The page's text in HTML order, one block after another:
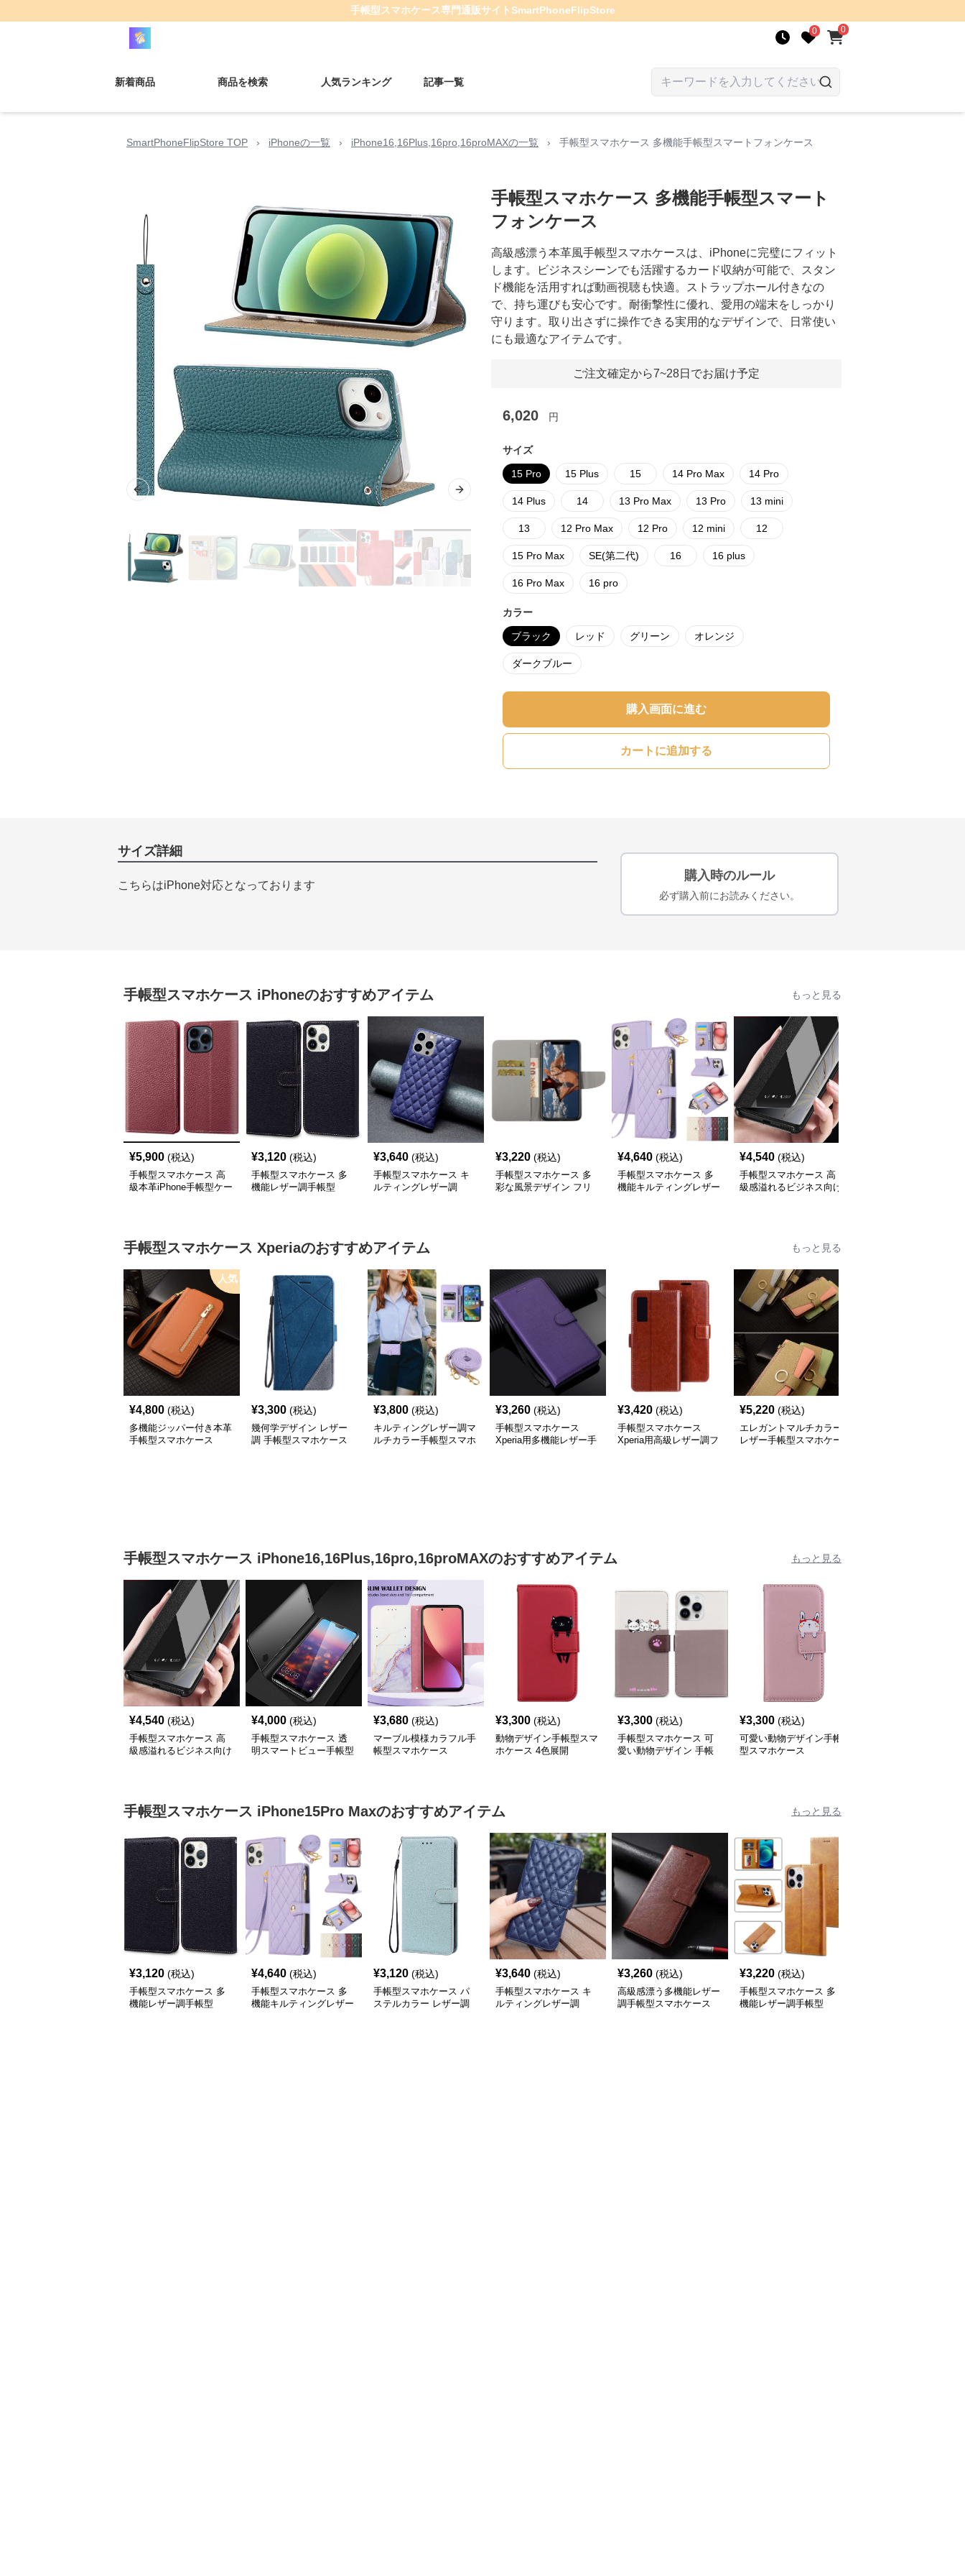
手帳型スマホケース専門通販サイトSmartPhoneFlipStore
0 0
新着商品 商品を検索 人気ランキング 記事一覧
SmartPhoneFlipStore TOP › iPhoneの一覧 › iPhone16,16Plus,16pro,16proMAXの一覧 › 手帳型スマホケース 多機能手帳型スマートフォンケース
Previous slide Next slide
手帳型スマホケース 多機能手帳型スマート
フォンケース
高級感漂う本革風手帳型スマホケースは、iPhoneに完璧にフィット
します。ビジネスシーンでも活躍するカード収納が可能で、スタン
ド機能を活用すれば動画視聴も快適。ストラップホール付きなの
で、持ち運びも安心です。耐衝撃性に優れ、愛用の端末をしっかり
守ります。取り出さずに操作できる実用的なデザインで、日常使い
にも最適なアイテムです。
ご注文確定から7~28日でお届け予定
6,020 円
サイズ
15 Pro 15 Plus 15 14 Pro Max 14 Pro
14 Plus 14 13 Pro Max 13 Pro 13 mini
13 12 Pro Max 12 Pro 12 mini 12
15 Pro Max SE(第二代) 16 16 plus
16 Pro Max 16 pro
カラー
ブラック レッド グリーン オレンジ
ダークブルー
購入画面に進む
カートに追加する
サイズ詳細
こちらはiPhone対応となっております
購入時のルール
必ず購入前にお読みください。
手帳型スマホケース iPhoneのおすすめアイテム もっと見る
¥5,900 (税込)
手帳型スマホケース 高
級本革iPhone手帳型ケー
¥3,120 (税込)
手帳型スマホケース 多
機能レザー調手帳型
¥3,640 (税込)
手帳型スマホケース キ
ルティングレザー調
¥3,220 (税込)
手帳型スマホケース 多
彩な風景デザイン フリ
¥4,640 (税込)
手帳型スマホケース 多
機能キルティングレザー
¥4,540 (税込)
手帳型スマホケース 高
級感溢れるビジネス向け
手帳型スマホケース Xperiaのおすすめアイテム もっと見る
人気
¥4,800 (税込)
多機能ジッパー付き本革
手帳型スマホケース
¥3,300 (税込)
幾何学デザイン レザー
調 手帳型スマホケース
¥3,800 (税込)
キルティングレザー調マ
ルチカラー手帳型スマホ
¥3,260 (税込)
手帳型スマホケース
Xperia用多機能レザー手
¥3,420 (税込)
手帳型スマホケース
Xperia用高級レザー調フ
¥5,220 (税込)
エレガントマルチカラー
レザー手帳型スマホケー
手帳型スマホケース iPhone16,16Plus,16pro,16proMAXのおすすめアイテム もっと見る
¥4,540 (税込)
手帳型スマホケース 高
級感溢れるビジネス向け
¥4,000 (税込)
手帳型スマホケース 透
明スマートビュー手帳型
¥3,680 (税込)
マーブル模様カラフル手
帳型スマホケース
¥3,300 (税込)
動物デザイン手帳型スマ
ホケース 4色展開
¥3,300 (税込)
手帳型スマホケース 可
愛い動物デザイン 手帳
¥3,300 (税込)
可愛い動物デザイン手帳
型スマホケース
手帳型スマホケース iPhone15Pro Maxのおすすめアイテム もっと見る
¥3,120 (税込)
手帳型スマホケース 多
機能レザー調手帳型
¥4,640 (税込)
手帳型スマホケース 多
機能キルティングレザー
¥3,120 (税込)
手帳型スマホケース パ
ステルカラー レザー調
¥3,640 (税込)
手帳型スマホケース キ
ルティングレザー調
¥3,260 (税込)
高級感漂う多機能レザー
調手帳型スマホケース
¥3,220 (税込)
手帳型スマホケース 多
機能レザー調手帳型